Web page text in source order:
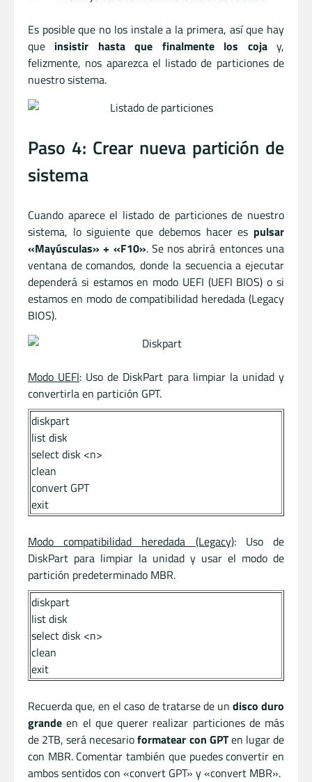
Es posible que no los instale a la primera, así que hay
que insistir hasta que finalmente los cojay,
felizmente, nos aparezca el listado de particiones de
nuestro sistema.
Paso 4: Crear nueva partición de
sistema
Cuando aparece el listado de particiones de nuestro
sistema, lo siguiente que debemos hacer es pulsar
«Mayúsculas» + «F10». Se nos abrirá entonces una
ventana de comandos, donde la secuencia a ejecutar
dependerá si estamos en modo UEFI (UEFI BIOS) o si
estamos en modo de compatibilidad heredada (Legacy
BIOS).
Modo UEFI: Uso de DiskPart para limpiar la unidad y
convertirla en partición GPT.
diskpart
list disk
select disk <n>
clean
convert GPT
exit
Modo compatibilidad heredada (Legacy): Uso de
DiskPart para limpiar la unidad y usar el modo de
partición predeterminado MBR.
diskpart
list disk
select disk <n>
clean
exit
Recuerda que, en el caso de tratarse de un disco duro
grande en el que querer realizar particiones de más
de 2TB, será necesarioformatear con GPTen lugar de
con MBR. Comentar también que puedes convertir en
ambos sentidos con «convert GPT» y «convert MBR».